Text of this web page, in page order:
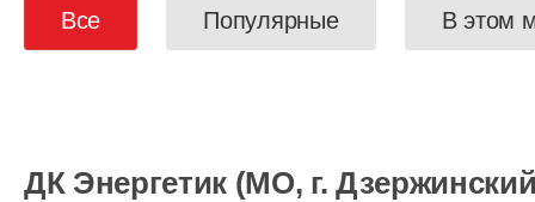
Все Популярные В этом
ДК Энергетик (МО, г.